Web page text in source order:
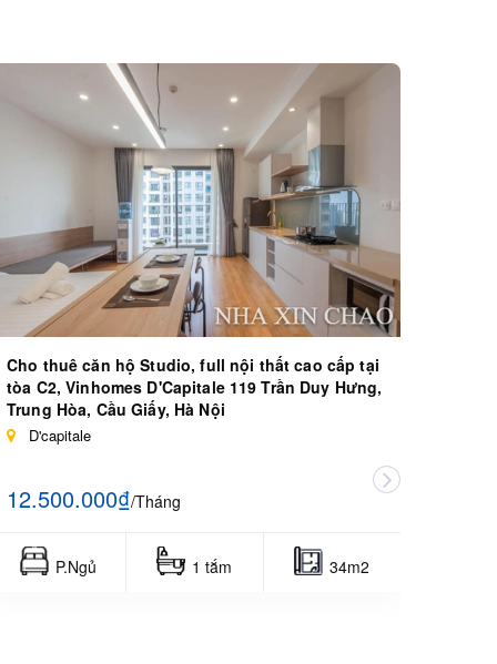
Cho thuê căn hộ Studio, full nội thất cao cấp tại
tòa C2, Vinhomes D'Capitale 119 Trần Duy Hưng,
Trung Hòa, Cầu Giấy, Hà Nội
D'capitale
12.500.000₫/Tháng
P.Ngủ 1 tắm 34m2